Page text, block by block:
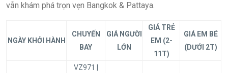
vẫn khám phá trọn vẹn Bangkok & Pattaya.
NGÀY KHỞI HÀNH
CHUYẾN
BAY
GIÁ NGƯỜI
LỚN
GIÁ TRẺ
EM (2-
11T)
GIÁ EM BÉ
(DƯỚI 2T)
VZ971 |